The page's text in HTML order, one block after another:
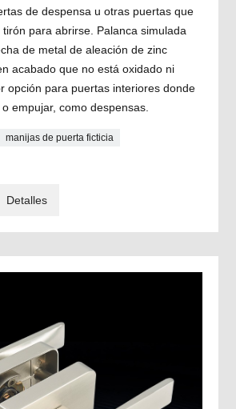
de despensa u otras puertas que
para abrirse. Palanca simulada
de metal de aleación de zinc
acabado que no está oxidado ni
opción para puertas interiores donde
empujar, como despensas.
manijas de puerta ficticia
Detalles